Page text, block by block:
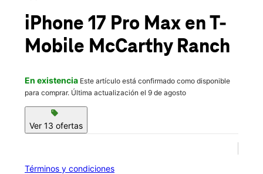
location_on
135 Ranch Dr Milpitas, CA 95035
iPhone 17 Pro Max en T-
Mobile McCarthy Ranch
En existencia Este artículo está confirmado como disponible
para comprar. Última actualización el 9 de agosto
sell
Ver 13 ofertas
Términos y condiciones